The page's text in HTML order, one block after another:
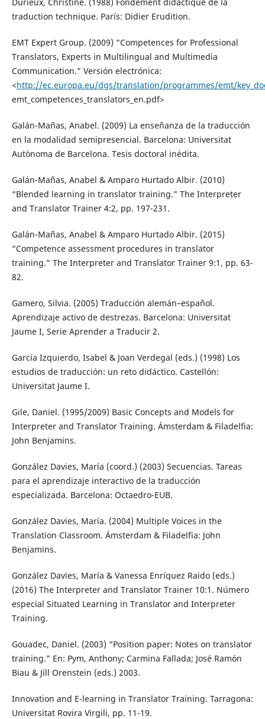
traduction technique. París: Didier Erudition.
EMT Expert Group. (2009) “Competences for Professional
Translators, Experts in Multilingual and Multimedia
Communication.” Versión electrónica:
<http://ec.europa.eu/dgs/translation/programmes/emt/
emt_competences_translators_en.pdf>
Galán-Mañas, Anabel. (2009) La enseñanza de la traducción
en la modalidad semipresencial. Barcelona: Universitat
Autònoma de Barcelona. Tesis doctoral inédita.
Galán-Mañas, Anabel & Amparo Hurtado Albir. (2010)
“Blended learning in translator training.” The Interpreter
and Translator Trainer 4:2, pp. 197-231.
Galán-Mañas, Anabel & Amparo Hurtado Albir. (2015)
“Competence assessment procedures in translator
training.” The Interpreter and Translator Trainer 9:1, pp. 63-
82.
Gamero, Silvia. (2005) Traducción alemán–español.
Aprendizaje activo de destrezas. Barcelona: Universitat
Jaume I, Serie Aprender a Traducir 2.
García Izquierdo, Isabel & Joan Verdegal (eds.) (1998) Los
estudios de traducción: un reto didáctico. Castellón:
Universitat Jaume I.
Gile, Daniel. (1995/2009) Basic Concepts and Models for
Interpreter and Translator Training. Ámsterdam & Filadelfia:
John Benjamins.
González Davies, María (coord.) (2003) Secuencias. Tareas
para el aprendizaje interactivo de la traducción
especializada. Barcelona: Octaedro-EUB.
González Davies, María. (2004) Multiple Voices in the
Translation Classroom. Ámsterdam & Filadelfia: John
Benjamins.
González Davies, María & Vanessa Enríquez Raido (eds.)
(2016) The Interpreter and Translator Trainer 10:1. Número
especial Situated Learning in Translator and Interpreter
Training.
Gouadec, Daniel. (2003) “Position paper: Notes on translator
training.” En: Pym, Anthony; Carmina Fallada; José Ramón
Biau & Jill Orenstein (eds.) 2003.
Innovation and E-learning in Translator Training. Tarragona:
Universitat Rovira Virgili, pp. 11-19.